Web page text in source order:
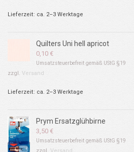
Lieferzeit: ca. 2–3 Werktage
Quilters Uni hell apricot
0,10 €
Umsatzsteuerbefreit gemäß UStG §19
zzgl. Versand
Lieferzeit: ca. 2–3 Werktage
Prym Ersatzglühbirne
3,50 €
Umsatzsteuerbefreit gemäß UStG §19